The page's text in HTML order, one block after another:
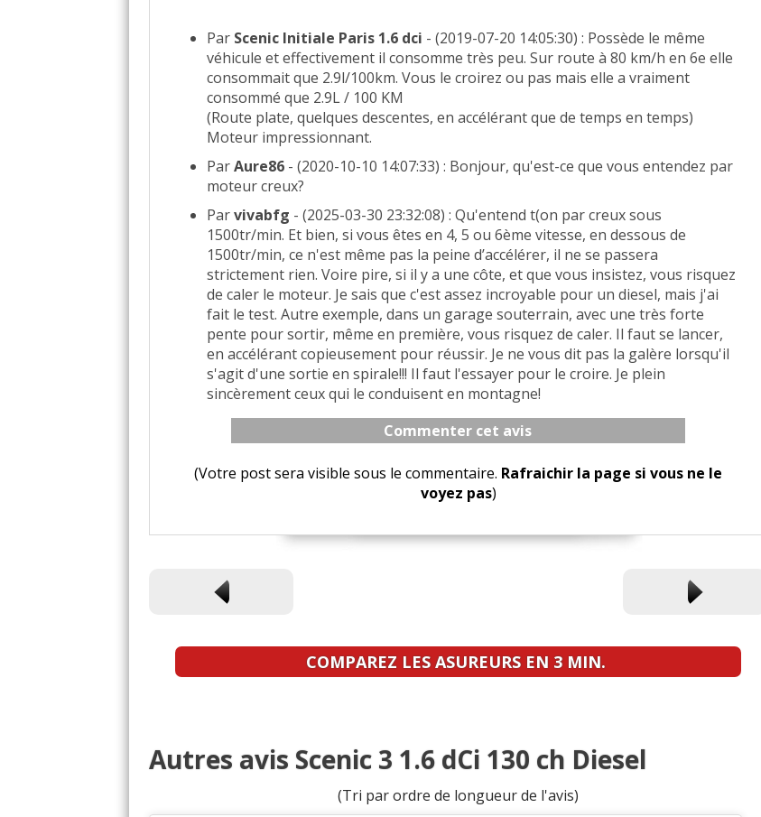
Par Scenic Initiale Paris 1.6 dci - (2019-07-20 14:05:30) : Possède le même
véhicule et effectivement il consomme très peu. Sur route à 80 km/h en 6e elle
consommait que 2.9l/100km. Vous le croirez ou pas mais elle a vraiment
consommé que 2.9L / 100 KM
(Route plate, quelques descentes, en accélérant que de temps en temps)
Moteur impressionnant.
ParAure86 - (2020-10-10 14:07:33) : Bonjour, qu'est-ce que vous entendez par
moteur creux?
Parvivabfg - (2025-03-30 23:32:08) : Qu'entend t(on par creux sous
1500tr/min. Et bien, si vous êtes en 4, 5 ou 6ème vitesse, en dessous de
1500tr/min, ce n'est même pas la peine d’accélérer, il ne se passera
strictement rien. Voire pire, si il y a une côte, et que vous insistez, vous risquez
de caler le moteur. Je sais que c'est assez incroyable pour un diesel, mais j'ai
fait le test. Autre exemple, dans un garage souterrain, avec une très forte
pente pour sortir, même en première, vous risquez de caler. Il faut se lancer,
en accélérant copieusement pour réussir. Je ne vous dit pas la galère lorsqu'il
s'agit d'une sortie en spirale!!! Il faut l'essayer pour le croire. Je plein
sincèrement ceux qui le conduisent en montagne!
Commenter cet avis
(Votre post sera visible sous le commentaire. Rafraichir la page si vous ne le
voyez pas)
COMPAREZ LES ASUREURS EN 3 MIN.
Autres avis Scenic 3 1.6 dCi 130 ch Diesel
(Tri par ordre de longueur de l'avis)